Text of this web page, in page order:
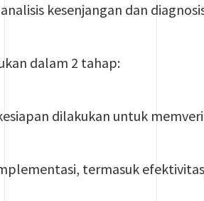
kesenjangan dan
dalam 2 tahap:
dilakukan untuk
termasuk